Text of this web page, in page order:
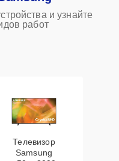
и узнайте
работ
Телевизор
Samsung